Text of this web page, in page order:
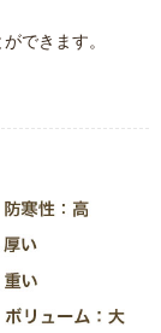
できます。